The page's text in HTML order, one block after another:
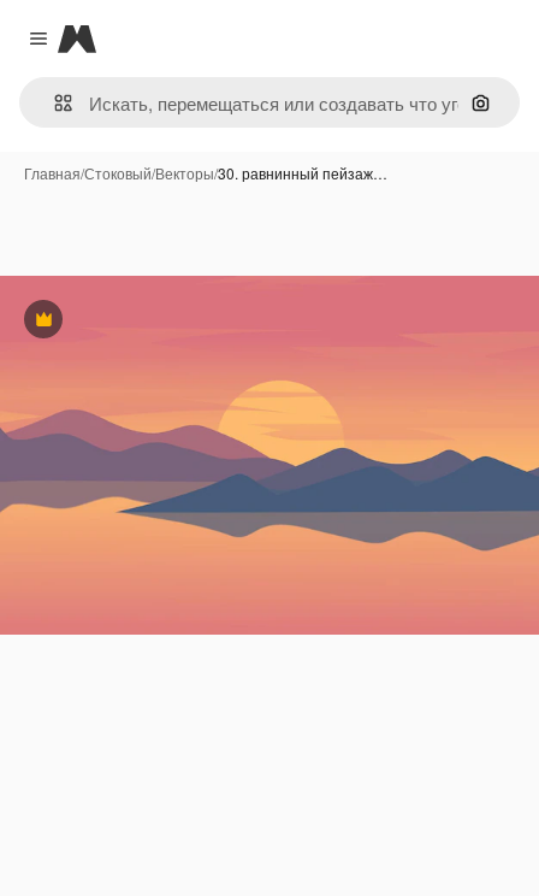
Close menu
Magnific
Поиск
Главная/Стоковый/Векторы/30. равнинный пейзаж…
Премиум